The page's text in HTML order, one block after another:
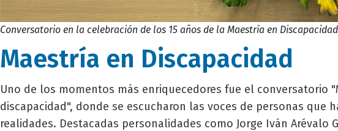
Conversatorio en la celebración de los 15 años de la Maestría en
Maestría en Discapacidad
Uno de los momentos más enriquecedores fue el conversatorio
discapacidad", donde se escucharon las voces de personas que
realidades. Destacadas personalidades como Jorge Iván Arévalo